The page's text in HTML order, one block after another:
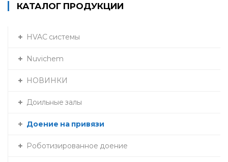
КАТАЛОГ ПРОДУКЦИИ
HVAC системы
Nuvichem
НОВИНКИ
Доильные залы
Доение на привязи
Роботизированное доение